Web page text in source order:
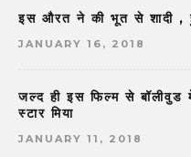
इस औरत ने की भूत से शादी ,
JANUARY 16, 2018
जल्द ही इस फिल्म से
स्टार मिया
JANUARY 11, 2018